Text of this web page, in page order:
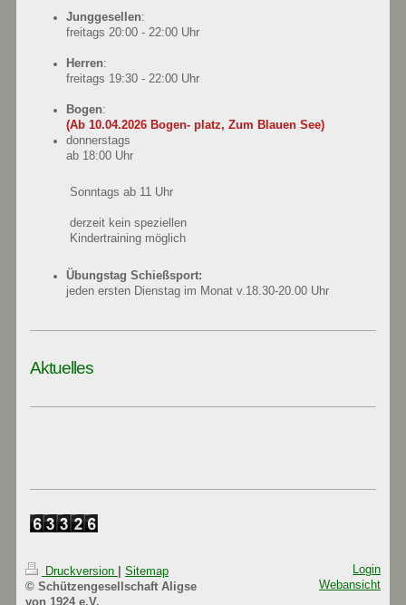
Junggesellen:
freitags 20:00 - 22:00 Uhr
Herren:
freitags 19:30 - 22:00 Uhr
Bogen:
(Ab 10.04.2026 Bogen- platz, Zum Blauen See)
donnerstags
ab 18:00 Uhr
Sonntags ab 11 Uhr
derzeit kein speziellen
Kindertraining möglich
Übungstag Schießsport:
jeden ersten Dienstag im Monat v.18.30-20.00 Uhr
Aktuelles
Druckversion
Sitemap
© Schützengesellschaft Aligse
von 1924 e.V.
Login
Webansicht